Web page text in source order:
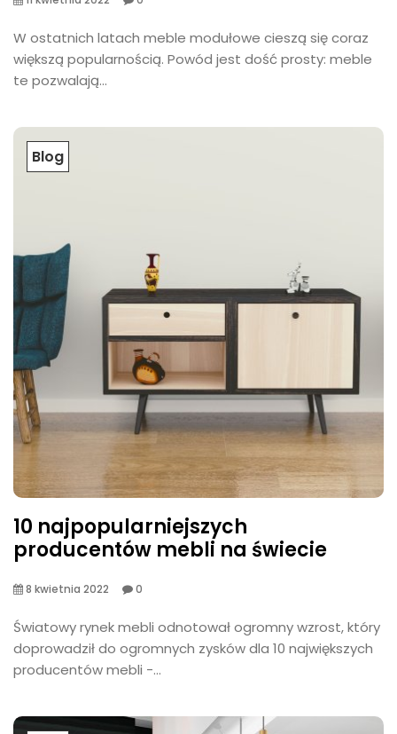
W ostatnich latach meble modułowe cieszą się coraz
większą popularnością. Powód jest dość prosty: meble
te pozwalają...
Blog
10 najpopularniejszych
producentów mebli na świecie
8 kwietnia 2022 0
Światowy rynek mebli odnotował ogromny wzrost, który
doprowadził do ogromnych zysków dla 10 największych
producentów mebli -...